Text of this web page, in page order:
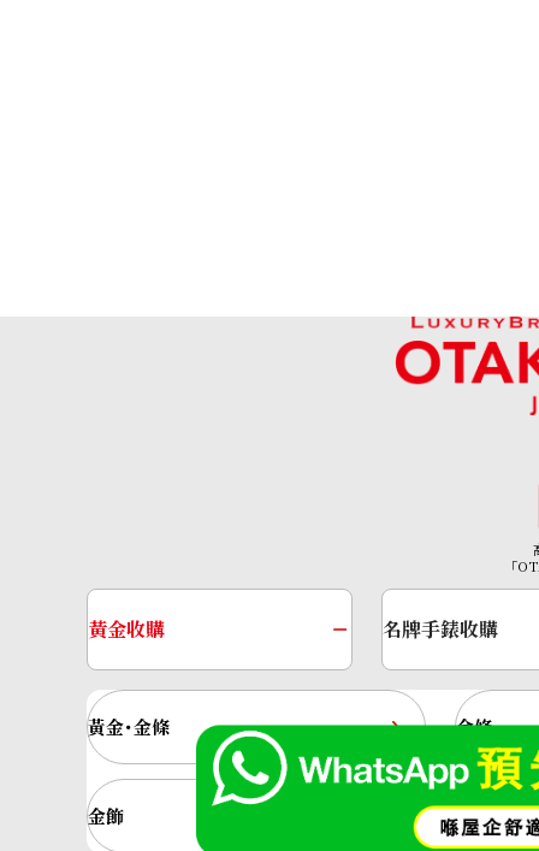
Pt･Pm900 Star Sapphire Diamond
「
黃金收購
黃金･金條 金條
金飾 金戒指
名牌手錶收購